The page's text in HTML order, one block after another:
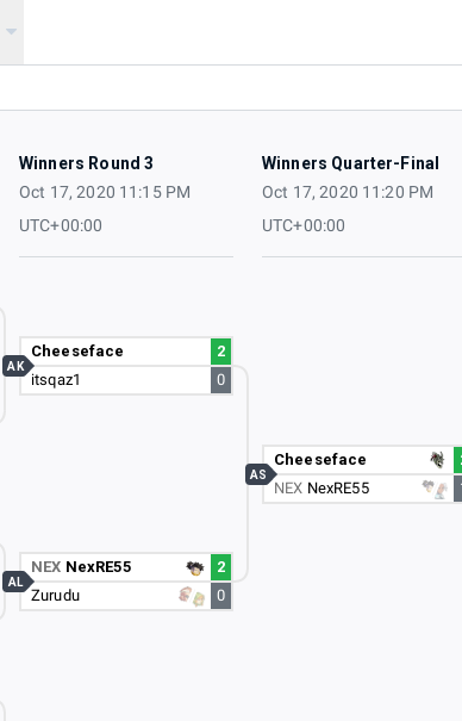
Winners Round 3
Oct 17, 2020 11:15 PM
UTC+00:00
Winners Quarter-Final
Oct 17, 2020 11:20 PM
UTC+00:00
Cheeseface
2
itsqaz1
0
AK
NEX NexRE55
2
Zurudu
0
AL
Cheeseface
NEX NexRE55
AS